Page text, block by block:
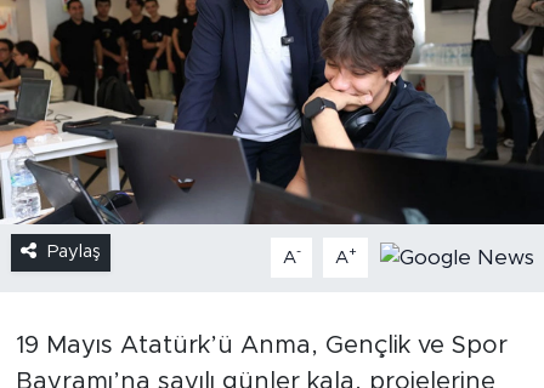
Paylaş A- A+
19 Mayıs Atatürk’ü Anma, Gençlik ve Spor
Bayramı’na sayılı günler kala, projelerine